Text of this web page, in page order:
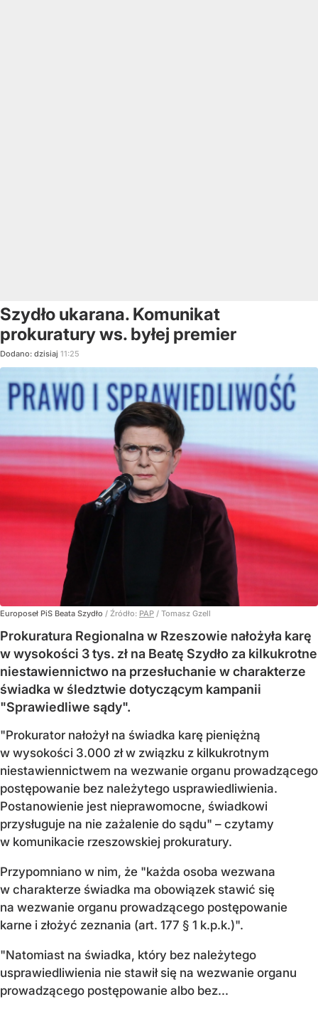
Szydło ukarana. Komunikat
prokuratury ws. byłej premier
Dodano: dzisiaj 11:25
Europoseł PiS Beata Szydło / Źródło: PAP / Tomasz Gzell
Prokuratura Regionalna w Rzeszowie nałożyła karę
w wysokości 3 tys. zł na Beatę Szydło za kilkukrotne
niestawiennictwo na przesłuchanie w charakterze
świadka w śledztwie dotyczącym kampanii
"Sprawiedliwe sądy".
"Prokurator nałożył na świadka karę pieniężną
w wysokości 3.000 zł w związku z kilkukrotnym
niestawiennictwem na wezwanie organu prowadzącego
postępowanie bez należytego usprawiedliwienia.
Postanowienie jest nieprawomocne, świadkowi
przysługuje na nie zażalenie do sądu" – czytamy
w komunikacie rzeszowskiej prokuratury.
Przypomniano w nim, że "każda osoba wezwana
w charakterze świadka ma obowiązek stawić się
na wezwanie organu prowadzącego postępowanie
karne i złożyć zeznania (art. 177 § 1 k.p.k.)".
"Natomiast na świadka, który bez należytego
usprawiedliwienia nie stawił się na wezwanie organu
prowadzącego postępowanie albo bez...